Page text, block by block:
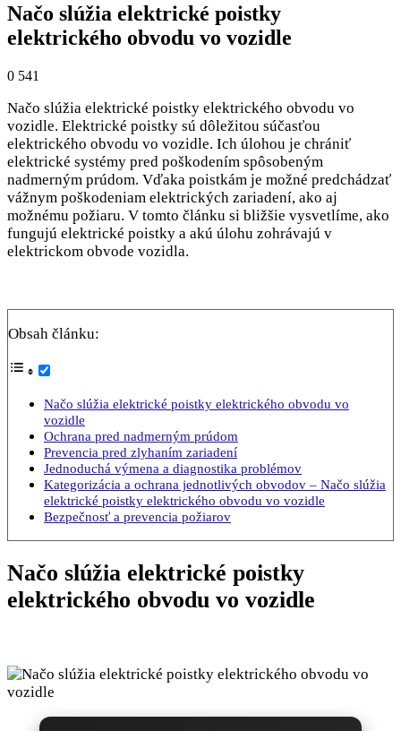
Načo slúžia elektrické poistky
elektrického obvodu vo vozidle
0 541
Načo slúžia elektrické poistky elektrického obvodu vo
vozidle. Elektrické poistky sú dôležitou súčasťou
elektrického obvodu vo vozidle. Ich úlohou je chrániť
elektrické systémy pred poškodením spôsobeným
nadmerným prúdom. Vďaka poistkám je možné predchádzať
vážnym poškodeniam elektrických zariadení, ako aj
možnému požiaru. V tomto článku si bližšie vysvetlíme, ako
fungujú elektrické poistky a akú úlohu zohrávajú v
elektrickom obvode vozidla.
Obsah článku:
Načo slúžia elektrické poistky elektrického obvodu vo
vozidle
Ochrana pred nadmerným prúdom
Prevencia pred zlyhaním zariadení
Jednoduchá výmena a diagnostika problémov
Kategorizácia a ochrana jednotlivých obvodov – Načo slúžia
elektrické poistky elektrického obvodu vo vozidle
Bezpečnosť a prevencia požiarov
Načo slúžia elektrické poistky
elektrického obvodu vo vozidle